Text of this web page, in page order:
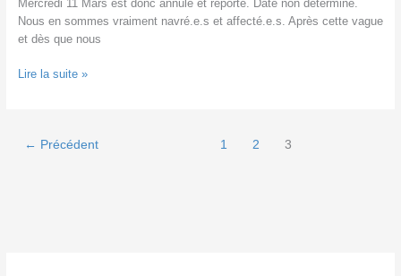
Mercredi 11 Mars est donc annulé et reporté. Date non déterminé.
Nous en sommes vraiment navré.e.s et affecté.e.s. Après cette vague
et dès que nous
[Reporté
spécial
Lire la suite »
← Précédent 1 2 3